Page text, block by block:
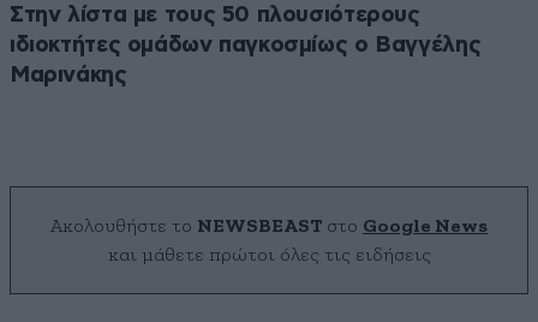
Στην λίστα με τους 50 πλουσιότερους
ιδιοκτήτες ομάδων παγκοσμίως ο Βαγγέλης
Μαρινάκης
Ακολουθήστε το NEWSBEAST στο Google News
και μάθετε πρώτοι όλες τις ειδήσεις